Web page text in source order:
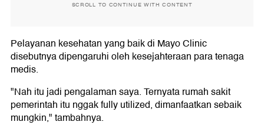
SCROLL TO CONTINUE WITH CONTENT
Pelayanan kesehatan yang baik di Mayo Clinic
disebutnya dipengaruhi oleh kesejahteraan para tenaga
medis.
"Nah itu jadi pengalaman saya. Ternyata rumah sakit
pemerintah itu nggak fully utilized, dimanfaatkan sebaik
mungkin," tambahnya.